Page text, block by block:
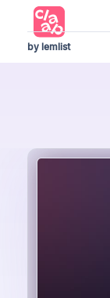
by lemlist